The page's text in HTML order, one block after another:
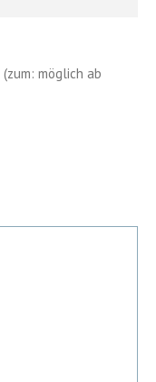
(zum: möglich ab